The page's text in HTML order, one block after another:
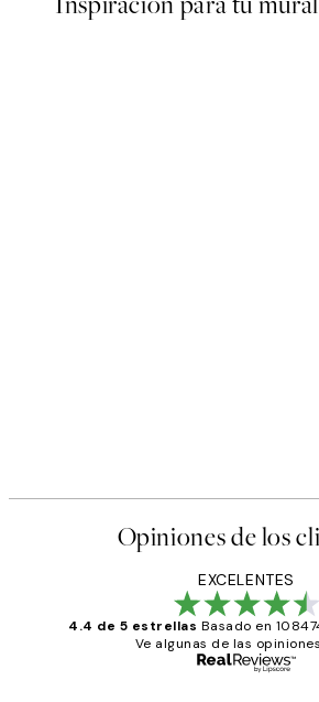
Opiniones de los
EXCELENTES
4.4 de 5 estrellas Basado en
Ve algunas de las